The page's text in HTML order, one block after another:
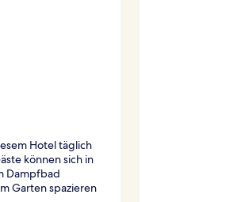
Hotel täglich
können sich in
Dampfbad
Garten spazieren